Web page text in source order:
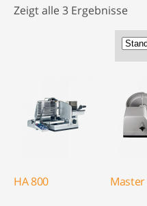
Zeigt alle 3 Ergebnisse
HA 800 Master